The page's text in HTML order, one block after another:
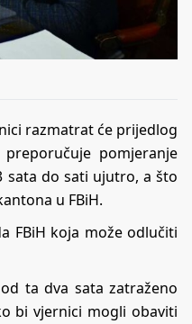
razmatrat će prijedlog
pomjeranje
sata do sati ujutro, a što
u FBiH.
FBiH koja može odlučiti
ta dva sata zatraženo
bi vjernici mogli obaviti